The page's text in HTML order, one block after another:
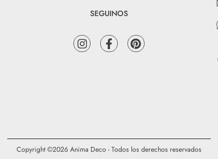
SEGUINOS
Copyright ©2026 Anima Deco - Todos los derechos reservados